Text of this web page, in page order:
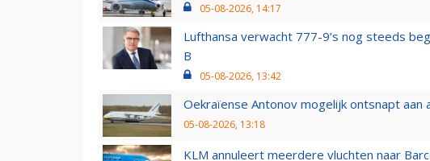
05-08-2026, 14:17
Lufthansa verwacht 777-9’s nog steeds
B
05-08-2026, 13:42
Oekraïense Antonov mogelijk ontsnapt aan
05-08-2026, 13:18
KLM annuleert meerdere vluchten naar